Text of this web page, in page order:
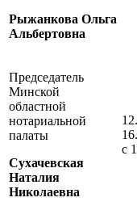
Рыжанкова Ольга
Альбертовна
Председатель
Минской
областной
нотариальной
палаты
Сухачевская
Наталия
Николаевна
с